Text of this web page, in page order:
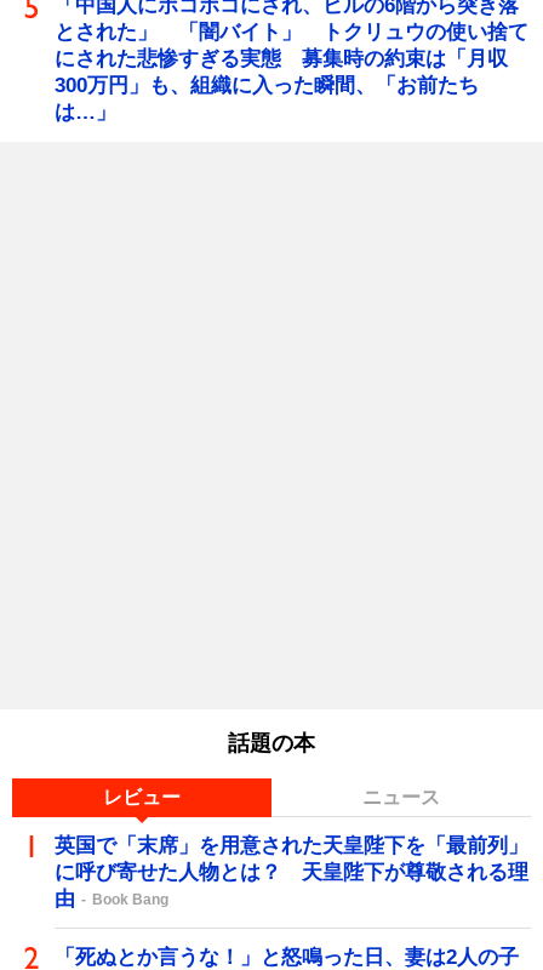
「中国人にボコボコにされ、ビルの6階から突き落
とされた」 「闇バイト」 トクリュウの使い捨て
にされた悲惨すぎる実態 募集時の約束は「月収
300万円」も、組織に入った瞬間、「お前たち
は…」
話題の本
レビュー ニュース
英国で「末席」を用意された天皇陛下を「最前列」
に呼び寄せた人物とは？ 天皇陛下が尊敬される理
由
Book Bang
「死ぬとか言うな！」と怒鳴った日、妻は2人の子